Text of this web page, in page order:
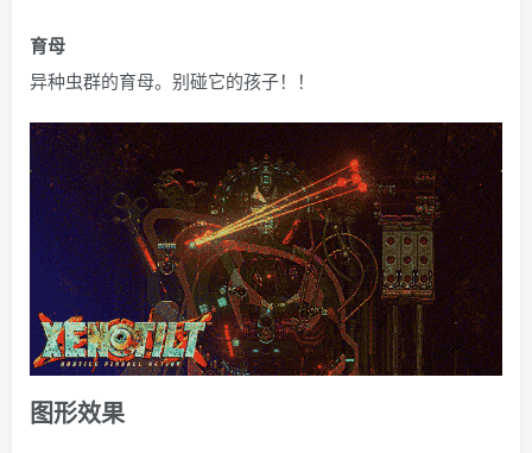
育母
异种虫群的育母。别碰它的孩子！！
图形效果